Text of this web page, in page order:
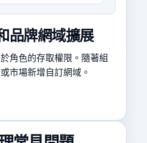
品牌網域擴展
角色的存取權限。隨著組
市場新增自訂網域。